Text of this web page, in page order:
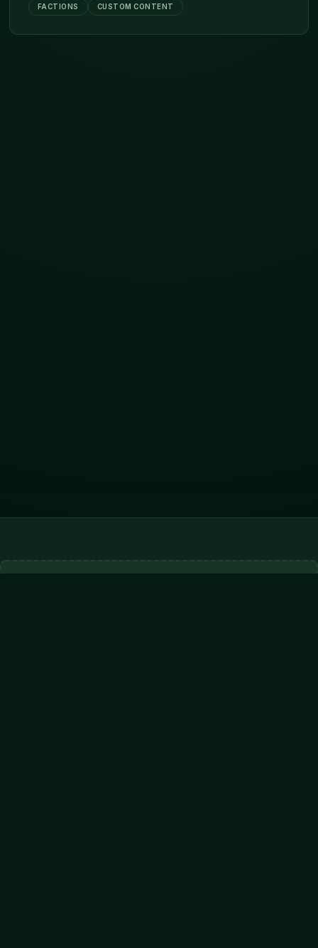
FACTIONS CUSTOM CONTENT